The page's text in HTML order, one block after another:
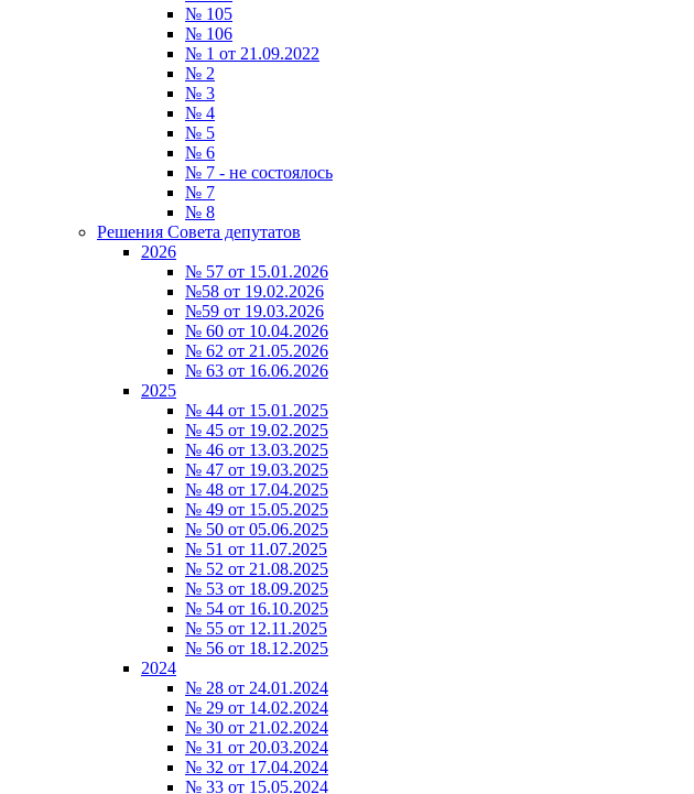
№ 105
№ 106
№ 1 от 21.09.2022
№ 2
№ 3
№ 4
№ 5
№ 6
№ 7 - не состоялось
№ 7
№ 8
Решения Совета депутатов
2026
№ 57 от 15.01.2026
№58 от 19.02.2026
№59 от 19.03.2026
№ 60 от 10.04.2026
№ 62 от 21.05.2026
№ 63 от 16.06.2026
2025
№ 44 от 15.01.2025
№ 45 от 19.02.2025
№ 46 от 13.03.2025
№ 47 от 19.03.2025
№ 48 от 17.04.2025
№ 49 от 15.05.2025
№ 50 от 05.06.2025
№ 51 от 11.07.2025
№ 52 от 21.08.2025
№ 53 от 18.09.2025
№ 54 от 16.10.2025
№ 55 от 12.11.2025
№ 56 от 18.12.2025
2024
№ 28 от 24.01.2024
№ 29 от 14.02.2024
№ 30 от 21.02.2024
№ 31 от 20.03.2024
№ 32 от 17.04.2024
№ 33 от 15.05.2024